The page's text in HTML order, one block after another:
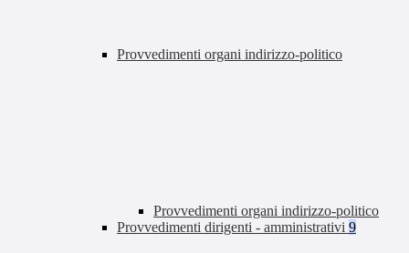
Provvedimenti organi indirizzo-politico
Provvedimenti organi indirizzo-politico
Provvedimenti dirigenti - amministrativi 9